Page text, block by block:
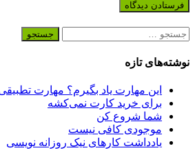
تازه
این مهارت یاد بگیرم؟ مهارت تطبیقی
برای خرید کارت نمی‌‌کشه
شما شروع کن
موجودی کافی نیست
یادداشت کارهای نیک روزانه نویسی